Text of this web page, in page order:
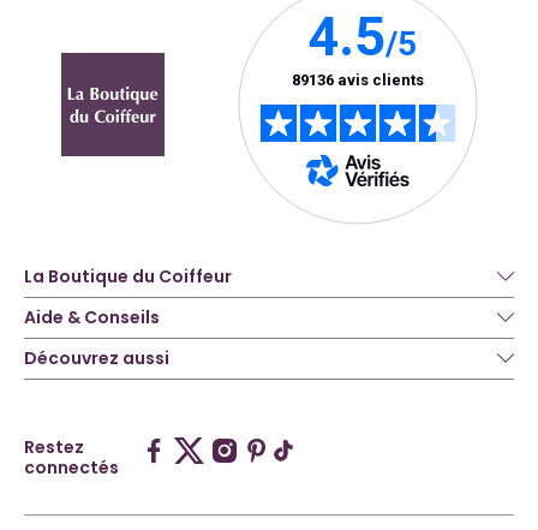
La Boutique du Coiffeur
Aide & Conseils
Découvrez aussi
Restez
connectés